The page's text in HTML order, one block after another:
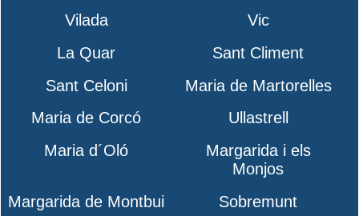
Vilada
Vic
La Quar
Sant Climent
Sant Celoni
Maria de Martorelles
Maria de Corcó
Ullastrell
Maria d´Oló
Margarida i els
Monjos
Margarida de Montbui
Sobremunt